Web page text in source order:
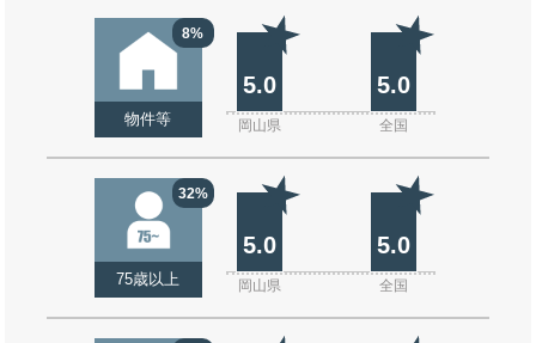
8%
物件等
5.0 5.0
岡山県 全国
32%
75歳以上
5.0 5.0
岡山県 全国